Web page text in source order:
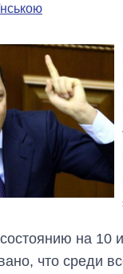
на 10
что среди